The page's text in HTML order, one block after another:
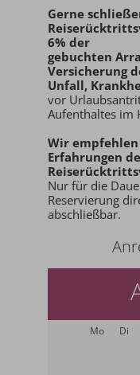
Gerne
6% der
gebuchten
Versicherung
Unfall,
vor
Aufenthaltes im
Wir
Erfahrungen
Nur für die
Reservierung
abschließbar.
Mo Di